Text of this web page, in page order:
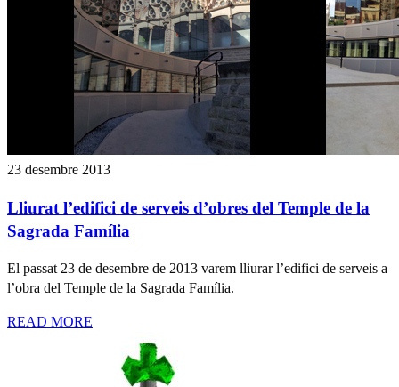
23 desembre 2013
Lliurat l’edifici de serveis d’obres del Temple de la
Sagrada Família
El passat 23 de desembre de 2013 varem lliurar l’edifici de serveis a
l’obra del Temple de la Sagrada Família.
READ MORE